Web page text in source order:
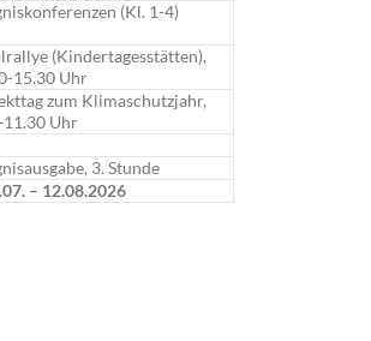
(Kl. 1-4)
(Kindertagesstätten),
15.30 Uhr
zum Klimaschutzjahr,
Uhr
3. Stunde
– 12.08.2026